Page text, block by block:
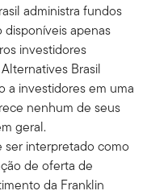
administra fundos
apenas
investidores
Brasil
a investidores em uma
nenhum de seus
geral.
interpretado como
de oferta de
da Franklin